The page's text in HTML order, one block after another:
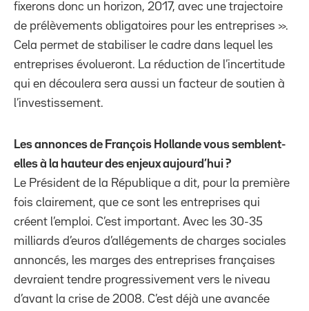
fixerons donc un horizon, 2017, avec une trajectoire
de prélèvements obligatoires pour les entreprises ».
Cela permet de stabiliser le cadre dans lequel les
entreprises évolueront. La réduction de l’incertitude
qui en découlera sera aussi un facteur de soutien à
l’investissement.
Les annonces de François Hollande vous semblent-
elles à la hauteur des enjeux aujourd’hui ?
Le Président de la République a dit, pour la première
fois clairement, que ce sont les entreprises qui
créent l’emploi. C’est important. Avec les 30-35
milliards d’euros d’allégements de charges sociales
annoncés, les marges des entreprises françaises
devraient tendre progressivement vers le niveau
d’avant la crise de 2008. C’est déjà une avancée